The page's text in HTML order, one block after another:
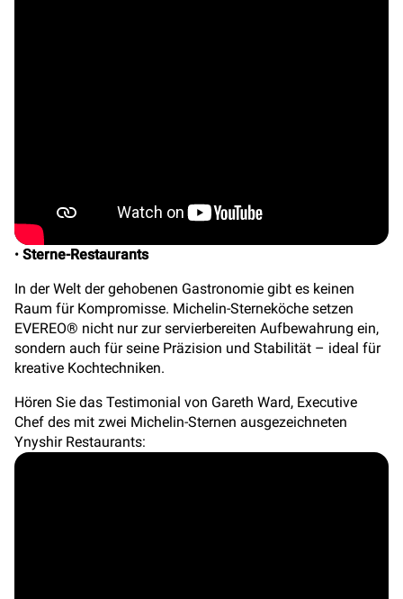
• Sterne-Restaurants
In der Welt der gehobenen Gastronomie gibt es keinen
Raum für Kompromisse. Michelin-Sterneköche setzen
EVEREO® nicht nur zur servierbereiten Aufbewahrung ein,
sondern auch für seine Präzision und Stabilität – ideal für
kreative Kochtechniken.
Hören Sie das Testimonial von Gareth Ward, Executive
Chef des mit zwei Michelin-Sternen ausgezeichneten
Ynyshir Restaurants: